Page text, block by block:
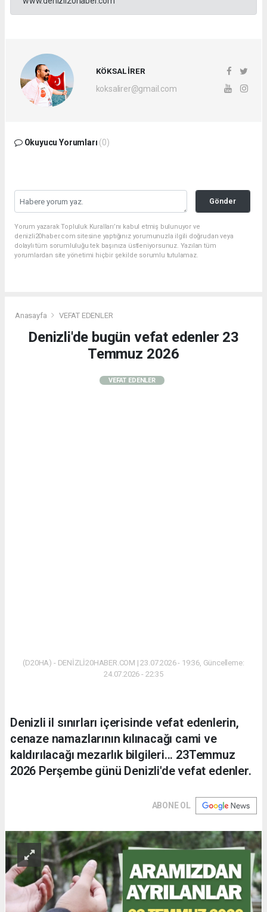
KÖKSAL İRER
koksalirer@gmail.com
Okuyucu Yorumları (0)
Gönder
Yorum yazarak Topluluk Kuralları’nı kabul etmiş bulunuyor ve
denizli20haber.com sitesine yaptığınız yorumunuzla ilgili doğrudan veya
dolaylı tüm sorumluluğu tek başınıza üstleniyorsunuz. Yazılan tüm
yorumlardan site yönetimi hiçbir şekilde sorumlu tutulamaz.
Anasayfa VEFAT EDENLER
Denizli'de bugün vefat edenler 23
Temmuz 2026
VEFAT EDENLER
(D20HA) - DENİZLİ20HABER.COM | 23.07.2026 - 19:36, Güncelleme:
24.07.2026 - 22:35
Denizli il sınırları içerisinde vefat edenlerin,
cenaze namazlarının kılınacağı cami ve
kaldırılacağı mezarlık bilgileri... 23Temmuz
2026 Perşembe günü Denizli'de vefat edenler.
ABONE OL